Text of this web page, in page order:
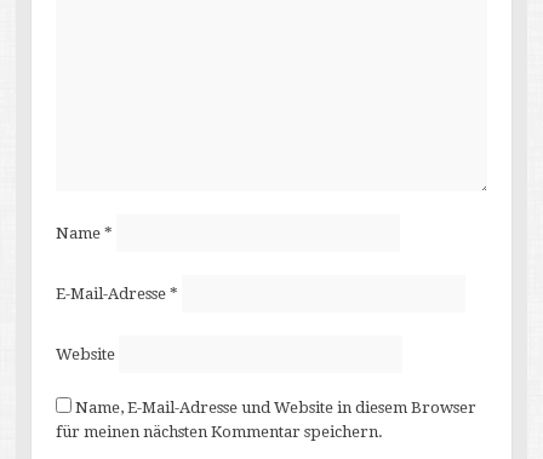
Name *
E-Mail-Adresse *
Website
Name, E-Mail-Adresse und Website in diesem Browser
für meinen nächsten Kommentar speichern.